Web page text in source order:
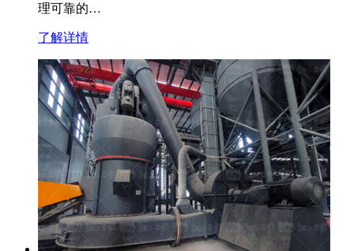
理可靠的…
了解详情